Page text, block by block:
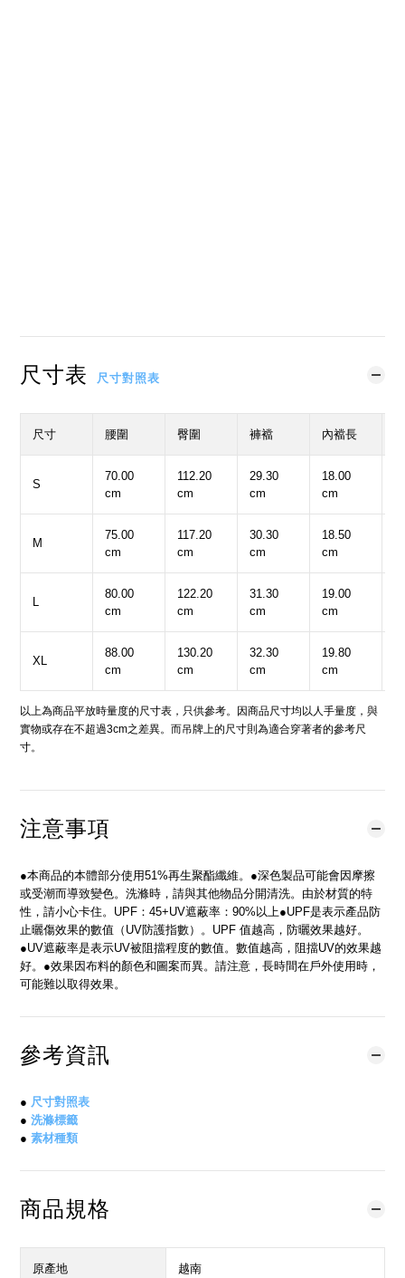
尺寸表 尺寸對照表
尺寸 腰圍 臀圍 褲襠 內襠長
S
70.00
cm
112.20
cm
29.30
cm
18.00
cm
M
75.00
cm
117.20
cm
30.30
cm
18.50
cm
L
80.00
cm
122.20
cm
31.30
cm
19.00
cm
XL
88.00
cm
130.20
cm
32.30
cm
19.80
cm
以上為商品平放時量度的尺寸表，只供參考。因商品尺寸均以人手量度，與
實物或存在不超過3cm之差異。而吊牌上的尺寸則為適合穿著者的參考尺
寸。
注意事項
●本商品的本體部分使用51%再生聚酯纖維。●深色製品可能會因摩擦
或受潮而導致變色。洗滌時，請與其他物品分開清洗。由於材質的特
性，請小心卡住。UPF：45+UV遮蔽率：90%以上●UPF是表示產品防
止曬傷效果的數值（UV防護指數）。UPF 值越高，防曬效果越好。
●UV遮蔽率是表示UV被阻擋程度的數值。數值越高，阻擋UV的效果越
好。●效果因布料的顏色和圖案而異。請注意，長時間在戶外使用時，
可能難以取得效果。
參考資訊
● 尺寸對照表
● 洗滌標籤
● 素材種類
商品規格
原產地 越南